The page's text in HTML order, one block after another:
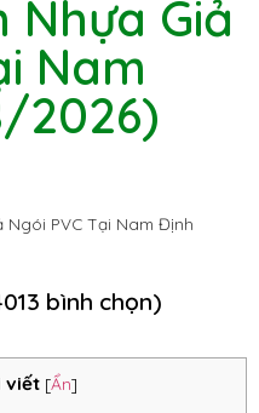
Nhựa Giả
Nam
2026)
Ngói PVC Tại Nam Định
bình chọn)
viết [Ẩn]